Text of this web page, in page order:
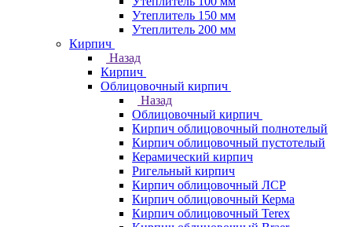
Утеплитель 150 мм
Утеплитель 200 мм
Кирпич
Назад
Кирпич
Облицовочный кирпич
Назад
Облицовочный кирпич
Кирпич облицовочный полнотелый
Кирпич облицовочный пустотелый
Керамический кирпич
Ригельный кирпич
Кирпич облицовочный ЛСР
Кирпич облицовочный Керма
Кирпич облицовочный Terex